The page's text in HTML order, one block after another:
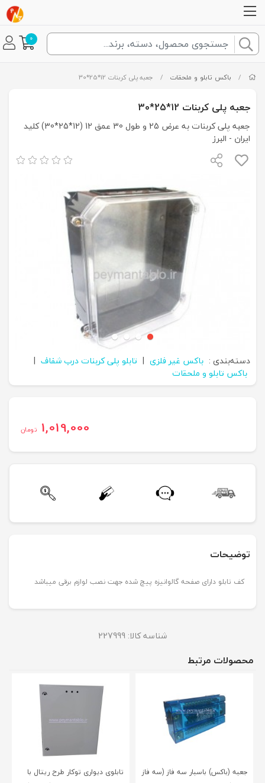
0
/ باکس تابلو و ملحقات / جعبه پلی کربنات 12*25*30
جعبه پلی کربنات 12*25*30
جعبه پلی کربنات به عرض 25 و طول 30 عمق 12 (12*25*30) کلید
ایران - البرز
دسته‌بندی : باکس غیر فلزی | تابلو پلی کربنات درب شفاف |
باکس تابلو و ملحقات
1,019,000 تومان
توضیحات
کف تابلو دارای صفحه گالوانیزه پیچ شده جهت نصب لوازم برقی میباشد
شناسه کالا: 227999
محصولات مرتبط
جعبه (باکس) باسبار سه فاز (سه فاز
تابلوی دیواری توکار طرح ریتال با